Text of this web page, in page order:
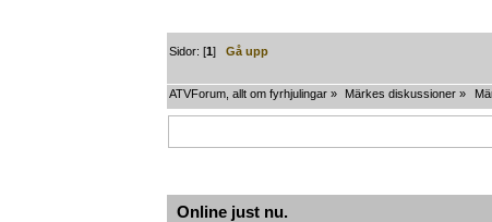
Sidor: [1]Gå upp
ATVForum, allt om fyrhjulingar » Märkes diskussioner »
Online just nu.